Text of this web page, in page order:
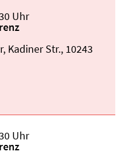
Uhr
Kadiner Str., 10243
Uhr